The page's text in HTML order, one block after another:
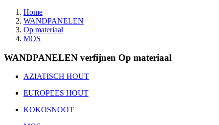
Home
WANDPANELEN
Op materiaal
MOS
WANDPANELEN verfijnen Op materiaal
AZIATISCH HOUT
EUROPEES HOUT
KOKOSNOOT